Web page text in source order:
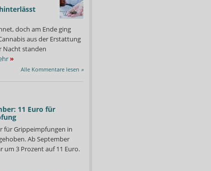
doch am Ende ging
aus der Erstattung
Nacht standen
»
Alle Kommentare lesen »
11 Euro für
für Grippeimpfungen in
Ab September
3 Prozent auf 11 Euro.